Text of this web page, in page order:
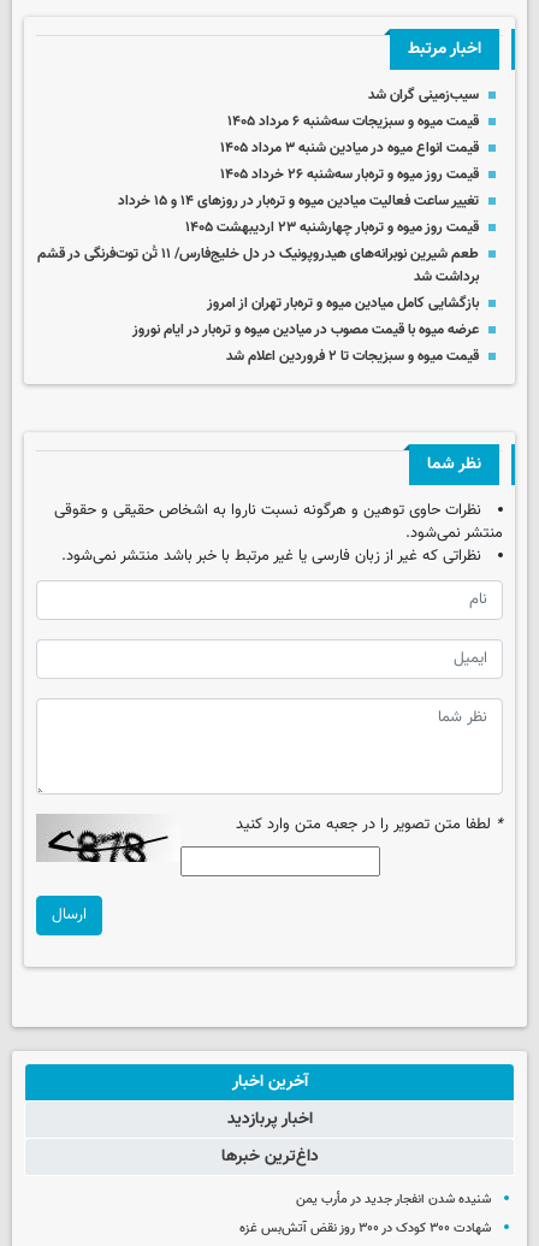
اخبار مرتبط
سیب‌زمینی گران شد
قیمت میوه و سبزیجات سه‌شنبه ۶ مرداد ۱۴۰۵
قیمت انواع میوه در میادین شنبه ۳ مرداد ۱۴۰۵
قیمت روز میوه‌ و تره‌بار سه‌شنبه ۲۶ خرداد ۱۴۰۵
تغییر ساعت فعالیت میادین میوه و تره‌بار در روزهای ۱۴ و ۱۵ خرداد
قیمت روز میوه و تره‌بار چهارشنبه ۲۳ اردیبهشت ۱۴۰۵
طعم شیرین نوبرانه‌های هیدروپونیک در دل خلیج‌فارس/ ۱۱ تُن توت‌فرنگی در قشم
برداشت شد
بازگشایی کامل میادین میوه و تره‌بار تهران از امروز
عرضه میوه با قیمت مصوب در میادین میوه و تره‌بار در ایام نوروز
قیمت میوه و سبزیجات تا ۲ فروردین اعلام شد
نظر شما
نظرات حاوی توهین و هرگونه نسبت ناروا به اشخاص حقیقی و حقوقی
منتشر نمی‌شود.
نظراتی که غیر از زبان فارسی یا غیر مرتبط با خبر باشد منتشر نمی‌شود.
* لطفا متن تصویر را در جعبه متن وارد کنید
ارسال
آخرین اخبار
اخبار پربازدید
داغ‌ترین خبرها
شنیده شدن انفجار جدید در مأرب یمن
شهادت ۳۰۰ کودک در ۳۰۰ روز نقض آتش‌بس غزه